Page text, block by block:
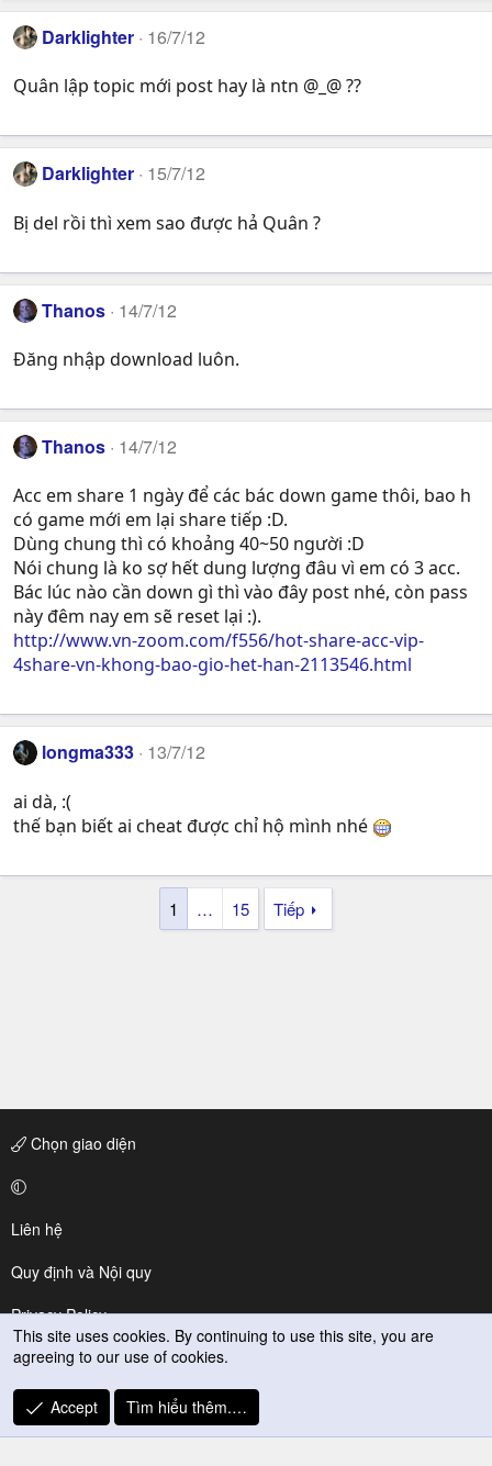
Darklighter 16/7/12
Quân lập topic mới post hay là ntn @_@ ??
Darklighter 15/7/12
Bị del rồi thì xem sao được hả Quân ?
Thanos 14/7/12
Đăng nhập download luôn.
Thanos 14/7/12
Acc em share 1 ngày để các bác down game thôi, bao h
có game mới em lại share tiếp :D.
Dùng chung thì có khoảng 40~50 người :D
Nói chung là ko sợ hết dung lượng đâu vì em có 3 acc.
Bác lúc nào cần down gì thì vào đây post nhé, còn pass
này đêm nay em sẽ reset lại :).
http://www.vn-zoom.com/f556/hot-share-acc-vip-
4share-vn-khong-bao-gio-het-han-2113546.html
longma333 13/7/12
ai dà, :(
thế bạn biết ai cheat được chỉ hộ mình nhé
1 … 15 Tiếp
Chọn giao diện
Liên hệ
Quy định và Nội quy
Privacy Policy
Trợ giúp
R
S
This site uses cookies. By continuing to use this site, you are
agreeing to our use of cookies.
Accept Tìm hiểu thêm.…